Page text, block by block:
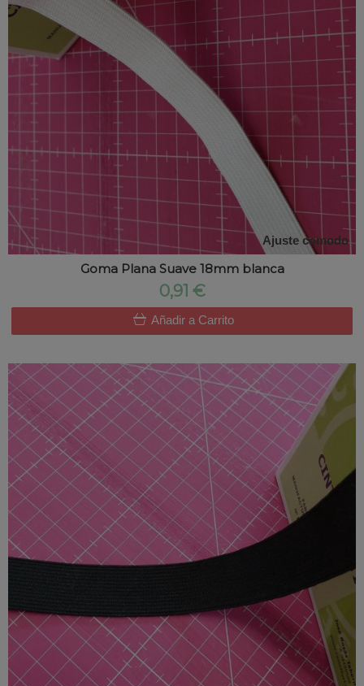
Ajuste comodo
Goma Plana Suave 18mm blanca
0,91 €
Añadir a Carrito